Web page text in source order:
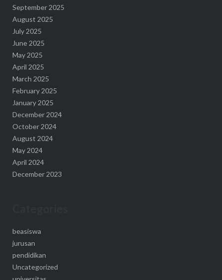
September 2025
August 2025
July 2025
June 2025
May 2025
April 2025
March 2025
February 2025
January 2025
December 2024
October 2024
August 2024
May 2024
April 2024
December 2023
beasiswa
jurusan
pendidikan
Uncategorized